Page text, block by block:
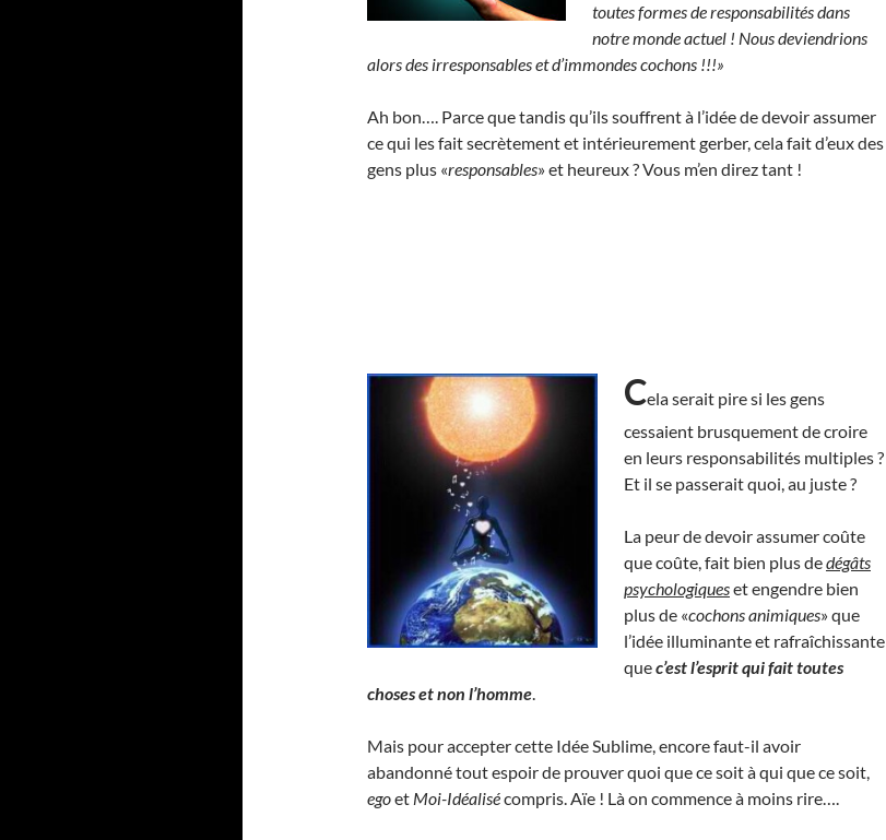
toutes formes de responsabilités dans
notre monde actuel ! Nous deviendrions
alors des irresponsables et d’immondes cochons !!!»
Ah bon…. Parce que tandis qu’ils souffrent à l’idée de devoir assumer
ce qui les fait secrètement et intérieurement gerber, cela fait d’eux des
gens plus «responsables» et heureux ? Vous m’en direz tant !
Cela serait pire si les gens
cessaient brusquement de croire
en leurs responsabilités multiples ?
Et il se passerait quoi, au juste ?
La peur de devoir assumer coûte
que coûte, fait bien plus dedégâts
psychologiqueset engendre bien
plus de «cochons animiques» que
l’idée illuminante et rafraîchissante
quec’est l’esprit qui fait toutes
choses et non l’homme.
Mais pour accepter cette Idée Sublime, encore faut-il avoir
abandonné tout espoir de prouver quoi que ce soit à qui que ce soit,
egoet Moi-Idéalisécompris. Aïe ! Là on commence à moins rire….